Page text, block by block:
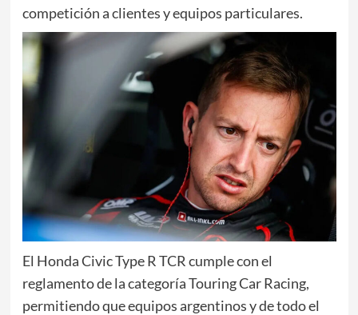
competición a clientes y equipos particulares.
El Honda Civic Type R TCR cumple con el
reglamento de la categoría Touring Car Racing,
permitiendo que equipos argentinos y de todo el